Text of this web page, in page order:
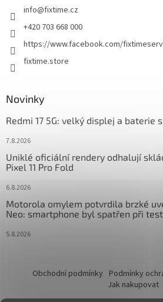
info@fixtime.cz
+420 703 668 000
https://www.facebook.com/
fixtime.store
Novinky
Redmi 17 5G: velký displej a baterie
7.8.2026
Uniklé oficiální rendery odhalují
Pixel 11 Pro Fold
6.8.2026
Motorola omylem potvrdila brzké
Neo: smartphone byl spatřen při
5.8.2026
Obchodní podmínky Podmínky
Jak nakupovat